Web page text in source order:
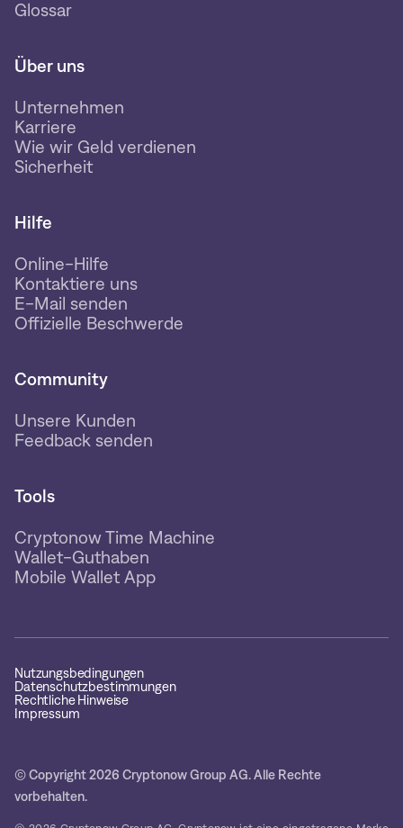
Glossar
Über uns
Unternehmen
Karriere
Wie wir Geld verdienen
Sicherheit
Hilfe
Online-Hilfe
Kontaktiere uns
E-Mail senden
Offizielle Beschwerde
Community
Unsere Kunden
Feedback senden
Tools
Cryptonow Time Machine
Wallet-Guthaben
Mobile Wallet App
Nutzungsbedingungen
Datenschutzbestimmungen
Rechtliche Hinweise
Impressum
© Copyright 2026 Cryptonow Group AG. Alle Rechte
vorbehalten.